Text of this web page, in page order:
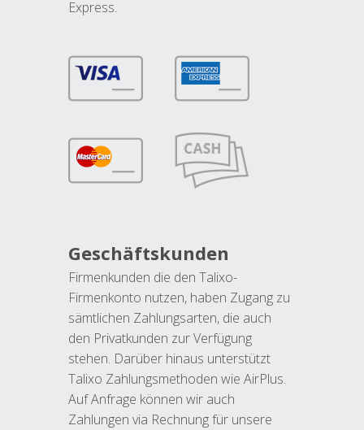
Express.
Geschäftskunden
Firmenkunden die den Talixo-
Firmenkonto nutzen, haben Zugang zu
sämtlichen Zahlungsarten, die auch
den Privatkunden zur Verfügung
stehen. Darüber hinaus unterstützt
Talixo Zahlungsmethoden wie AirPlus.
Auf Anfrage können wir auch
Zahlungen via Rechnung für unsere